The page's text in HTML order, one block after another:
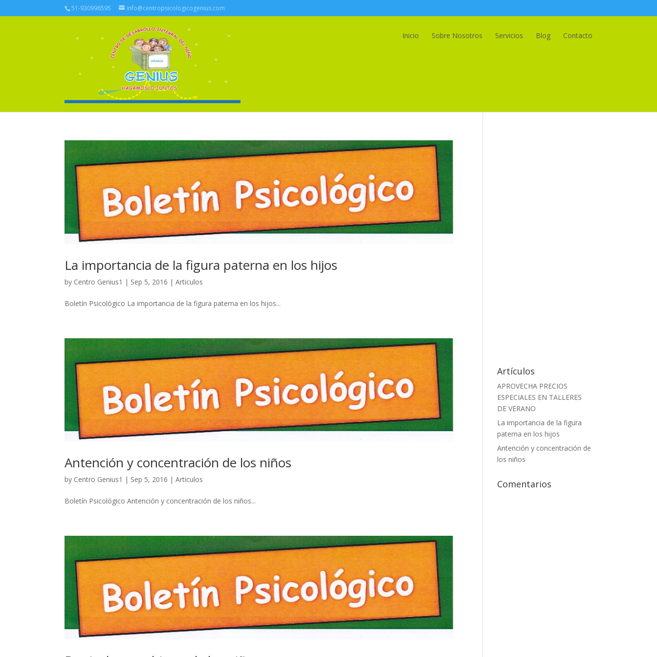
51-930996595 info@centropsicologicogenius.com
Inicio Sobre Nosotros Servicios Blog Contacto
La importancia de la figura paterna en los hijos
by Centro Genius1 | Sep 5, 2016 | Articulos
Boletín Psicológico La importancia de la figura paterna en los hijos...
Antención y concentración de los niños
by Centro Genius1 | Sep 5, 2016 | Articulos
Boletín Psicológico Antención y concentración de los niños...
Artículos
APROVECHA PRECIOS
ESPECIALES EN TALLERES
DE VERANO
La importancia de la figura
paterna en los hijos
Antención y concentración de
los niños
Comentarios